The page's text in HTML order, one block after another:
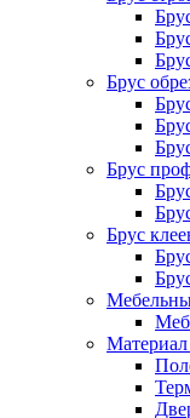
Брус
Брус
Брус